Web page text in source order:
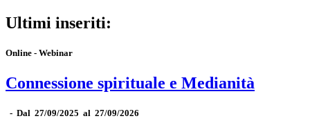
Ultimi inseriti:
Online - Webinar
Connessione spirituale e Medianità
- Dal 27/09/2025 al 27/09/2026